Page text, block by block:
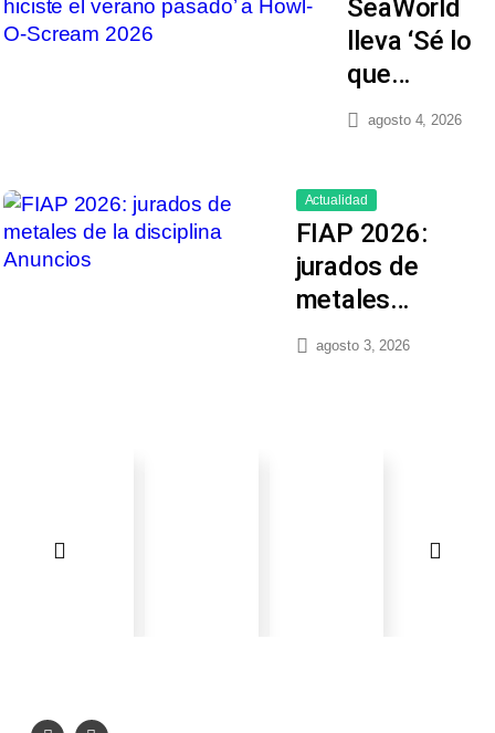
SeaWorld
lleva ‘Sé lo
que…
agosto 4, 2026
Actualidad
FIAP 2026:
jurados de
metales…
agosto 3, 2026